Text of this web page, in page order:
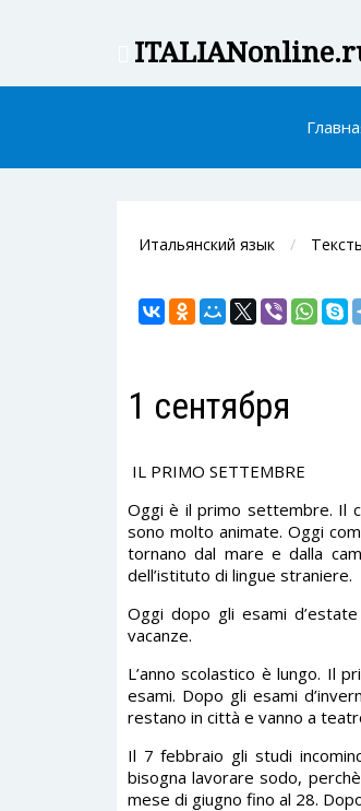
ITALIAN
Итальянский язык
1 сентября
IL PRIMO SETTEMBRE
Oggi è il primo settembre. Il
sono molto animate. Oggi
tornano dal mare e dalla
dell’istituto di lingue straniere.
Oggi dopo gli esami
vacanze.
L’anno scolastico è lungo. Il
esami. Dopo gli esami
restano in città e vanno a
Il 7 febbraio gli studi
bisogna lavorare sodo,
mese di giugno fino al 28.